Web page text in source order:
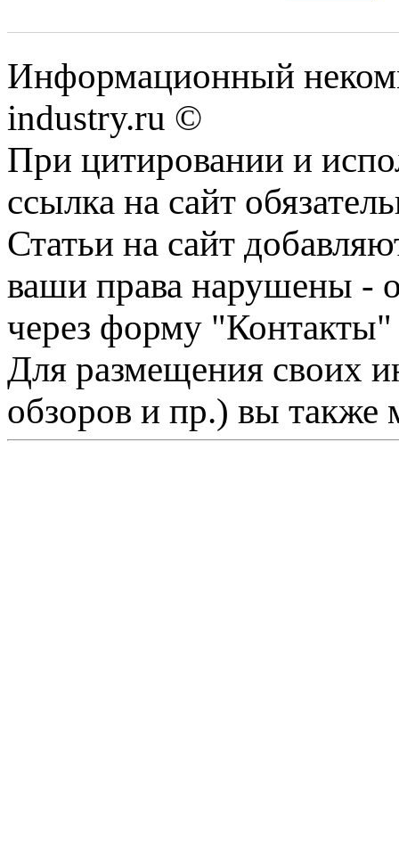
Информационный
industry.ru ©
При цитировании и
ссылка на сайт
Статьи на сайт
ваши права нарушены -
через форму "Контакты"
Для размещения своих
обзоров и пр.) вы также